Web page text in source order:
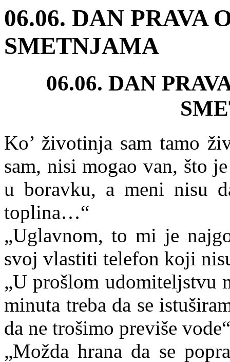
06.06. DAN PRAVA
SMETNJAMA
06.06. DAN
Ko’ životinja sam tamo
sam, nisi mogao van, što
u boravku, a meni nisu
toplina…“
„Uglavnom, to mi je
svoj vlastiti telefon koji
„U prošlom udomiteljstvu
minuta treba da se
da ne trošimo previše vode“
„Možda hrana da se